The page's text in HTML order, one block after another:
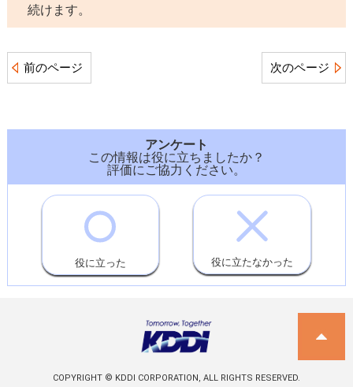
続けます。
前のページ 次のページ
アンケート
この情報は役に立ちましたか？
評価にご協力ください。
役に立った 役に立たなかった
COPYRIGHT © KDDI CORPORATION, ALL RIGHTS RESERVED.